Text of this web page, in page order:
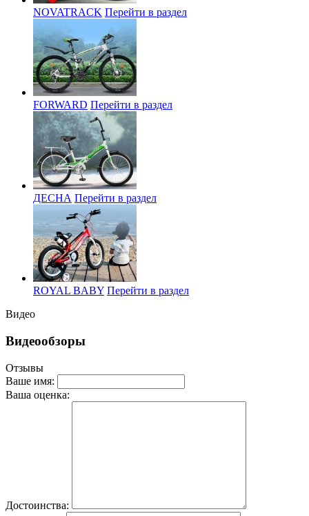
NOVATRACK Перейти в раздел
FORWARD Перейти в раздел
ДЕСНА Перейти в раздел
ROYAL BABY Перейти в раздел
Видео
Видеообзоры
Отзывы
Ваше имя:
Ваша оценка:
Достоинства: